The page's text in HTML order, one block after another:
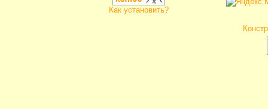
Как установить?